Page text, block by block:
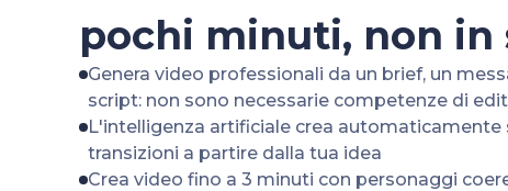
pochi minuti, non
Genera video professionali da un brief, un
script: non sono necessarie competenze di
L'intelligenza artificiale crea automaticamente
transizioni a partire dalla tua idea
Crea video fino a 3 minuti con personaggi